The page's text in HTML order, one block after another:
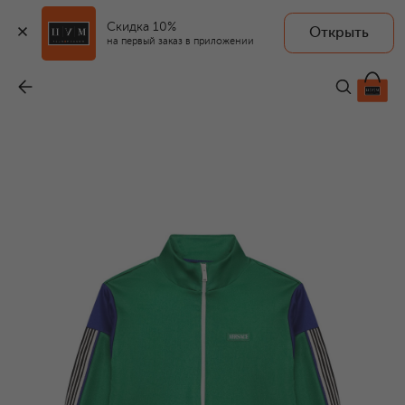
Скидка 10%
на первый заказ в приложении
Открыть